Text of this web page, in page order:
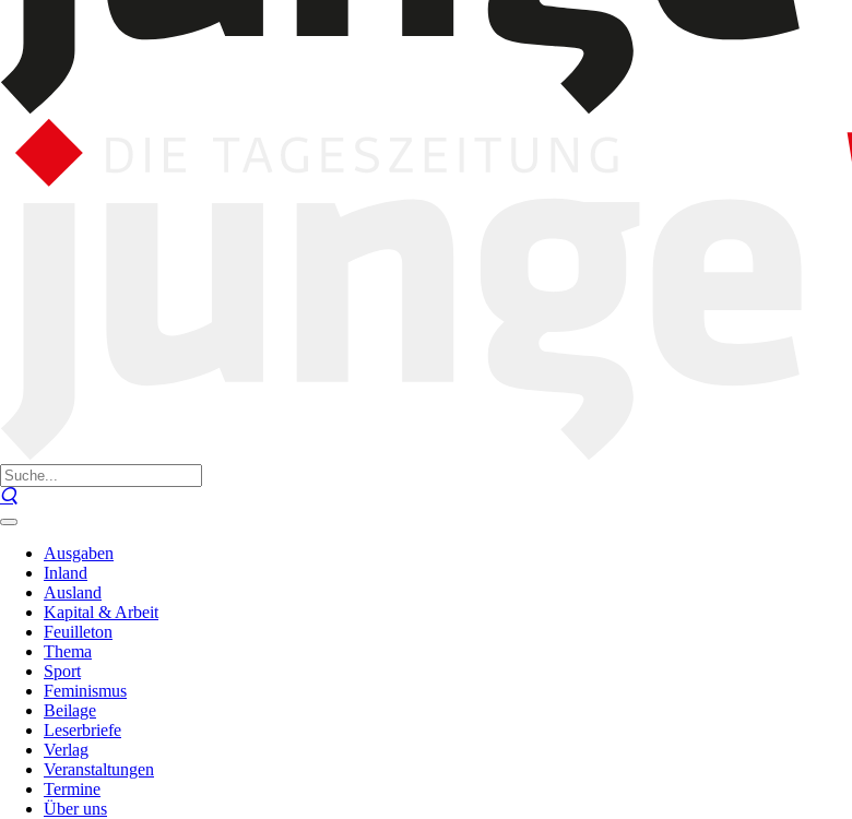
Ausgaben
Inland
Ausland
Kapital & Arbeit
Feuilleton
Thema
Sport
Feminismus
Beilage
Leserbriefe
Verlag
Veranstaltungen
Termine
Über uns